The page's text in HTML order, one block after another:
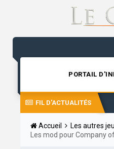
PORTAIL
FIL D'ACTUALITÉS
Accueil Les autres
Les mod pour Company